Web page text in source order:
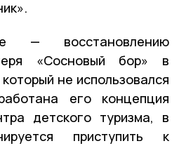
— восстановлению
«Сосновый бор» в
не использовался
его концепция
детского туризма, в
приступить к